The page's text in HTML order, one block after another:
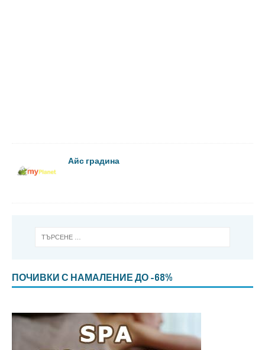
Айс градина
ПОЧИВКИ С НАМАЛЕНИЕ ДО -68%